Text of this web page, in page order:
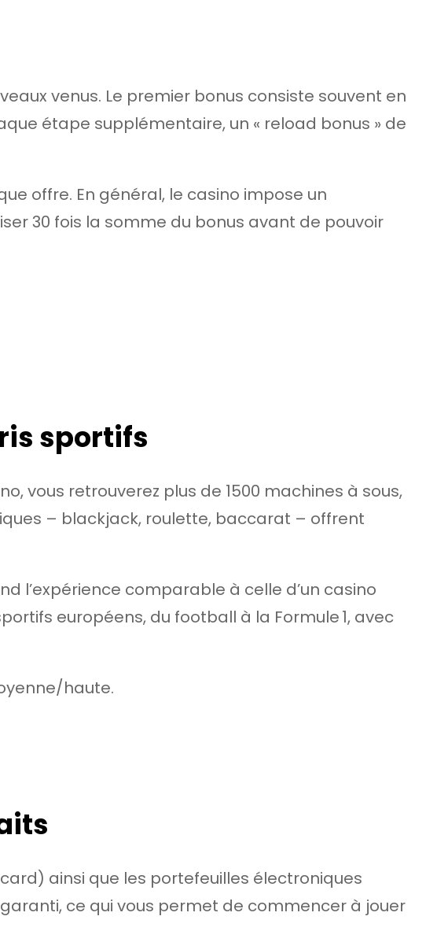
venus. Le premier bonus consiste souvent en
étape supplémentaire, un « reload bonus » de
offre. En général, le casino impose un
30 fois la somme du bonus avant de pouvoir
sportifs
vous retrouverez plus de 1500 machines à sous,
– blackjack, roulette, baccarat – offrent
l’expérience comparable à celle d’un casino
européens, du football à la Formule 1, avec
haute.
ainsi que les portefeuilles électroniques
ce qui vous permet de commencer à jouer